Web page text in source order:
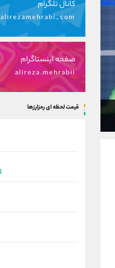
کانال تلگرام
alirezamehrabi_com
صفحه اینستاگرام
alireza.mehrabii
قیمت لحظه ای رمزارزها